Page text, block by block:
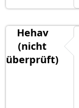
Hehav
(nicht
überprüft)